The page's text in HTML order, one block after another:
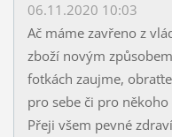
06.11.2020 10:03
Ač máme zavřeno z
zboží novým
fotkách zaujme,
pro sebe či pro
Přeji všem pevné